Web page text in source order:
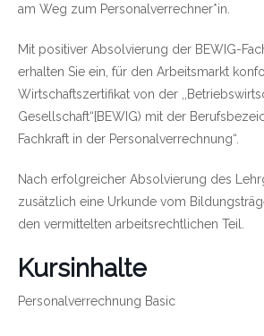
am Weg zum Personalverrechner*in.
Mit positiver Absolvierung der BEWIG-
erhalten Sie ein, für den Arbeitsmarkt
Wirtschaftszertifikat von der
Gesellschaft“{BEWIG) mit der
Fachkraft in der Personalverrechnung“.
Nach erfolgreicher Absolvierung des
zusätzlich eine Urkunde vom
den vermittelten arbeitsrechtlichen Teil.
Kursinhalte
Personalverrechnung Basic